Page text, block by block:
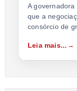
A
que a
consórcio de
Leia mais...